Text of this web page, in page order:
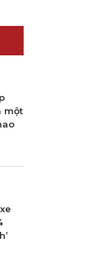
một